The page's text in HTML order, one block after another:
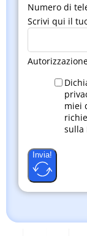
Numero di
Scrivi qui il
miei
sulla
Invia!